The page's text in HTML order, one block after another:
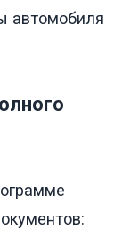
автомобиля